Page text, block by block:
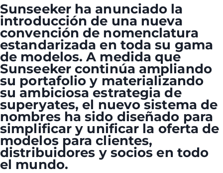
Sunseeker ha anunciado la
introducción de una nueva
convención de nomenclatura
estandarizada en toda su gama
de modelos. A medida que
Sunseeker continúa ampliando
su portafolio y materializando
su ambiciosa estrategia de
superyates, el nuevo sistema de
nombres ha sido diseñado para
simplificar y unificar la oferta de
modelos para clientes,
distribuidores y socios en todo
el mundo.